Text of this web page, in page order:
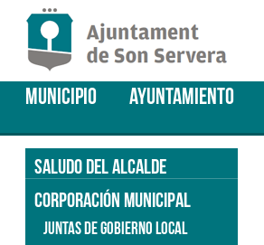
MUNICIPIO AYUNTAMIENTO
SALUDO DEL ALCALDE
CORPORACIÓN MUNICIPAL
JUNTAS DE GOBIERNO LOCAL